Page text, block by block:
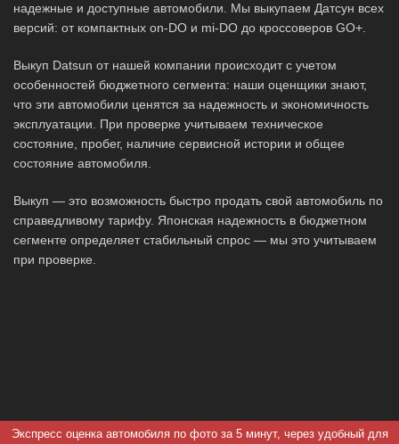
надежные и доступные автомобили. Мы выкупаем Датсун всех
версий: от компактных on-DO и mi-DO до кроссоверов GO+.
Выкуп Datsun от нашей компании происходит с учетом
особенностей бюджетного сегмента: наши оценщики знают,
что эти автомобили ценятся за надежность и экономичность
эксплуатации. При проверке учитываем техническое
состояние, пробег, наличие сервисной истории и общее
состояние автомобиля.
Выкуп — это возможность быстро продать свой автомобиль по
справедливому тарифу. Японская надежность в бюджетном
сегменте определяет стабильный спрос — мы это учитываем
при проверке.
Экспресс оценка автомобиля по фото за 5 минут, через удобный для